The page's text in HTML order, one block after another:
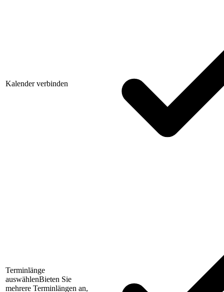
Kalender verbinden
Terminlänge
auswählenBieten Sie
mehrere Terminlängen an,